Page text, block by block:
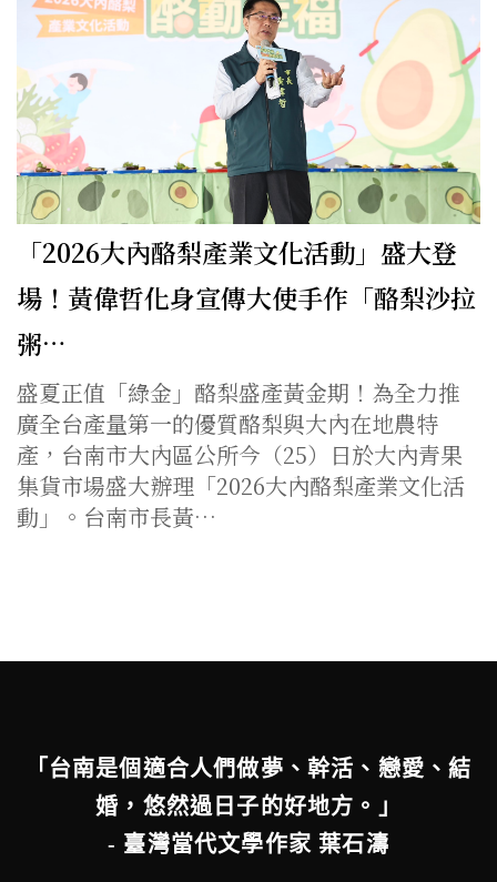
「2026大內酪梨產業文化活動」盛大登
場！黃偉哲化身宣傳大使手作「酪梨沙拉
粥…
盛夏正值「綠金」酪梨盛產黃金期！為全力推
廣全台產量第一的優質酪梨與大內在地農特
產，台南市大內區公所今（25）日於大內青果
集貨市場盛大辦理「2026大內酪梨產業文化活
動」。台南市長黃…
「台南是個適合人們做夢、幹活、戀愛、結
婚，悠然過日子的好地方。」
- 臺灣當代文學作家 葉石濤